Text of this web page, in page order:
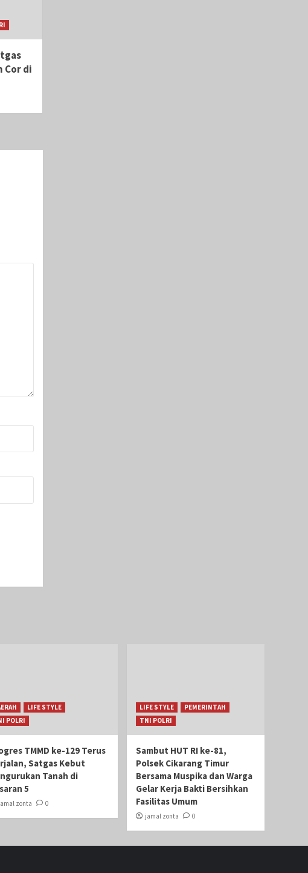
Cor di
LIFE STYLE
POLRI
TMMD ke-129 Terus
Satgas Kebut
Tanah di
5
zonta 0
LIFE STYLE
PEMERINTAH
TNI POLRI
Sambut HUT RI ke-81,
Polsek Cikarang Timur
Bersama Muspika dan Warga
Gelar Kerja Bakti Bersihkan
Fasilitas Umum
jamal zonta 0